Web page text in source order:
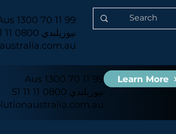
1300 70 11 99
نيوزيلندي 0800 11 11 51
Aus 1300 70 11 99
نيوزيلندي 0800 11 11 51
Learn More